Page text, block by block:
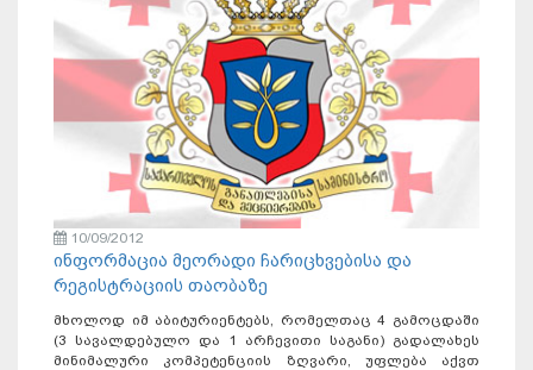
10/09/2012
ინფორმაცია მეორადი ჩარიცხვებისა და
რეგისტრაციის თაობაზე
მხოლოდ იმ აბიტურიენტებს, რომელთაც 4 გამოცდაში
(3 სავალდებულო და 1 არჩევითი საგანი) გადალახეს
მინიმალური კომპეტენციის ზღვარი, უფლება აქვთ